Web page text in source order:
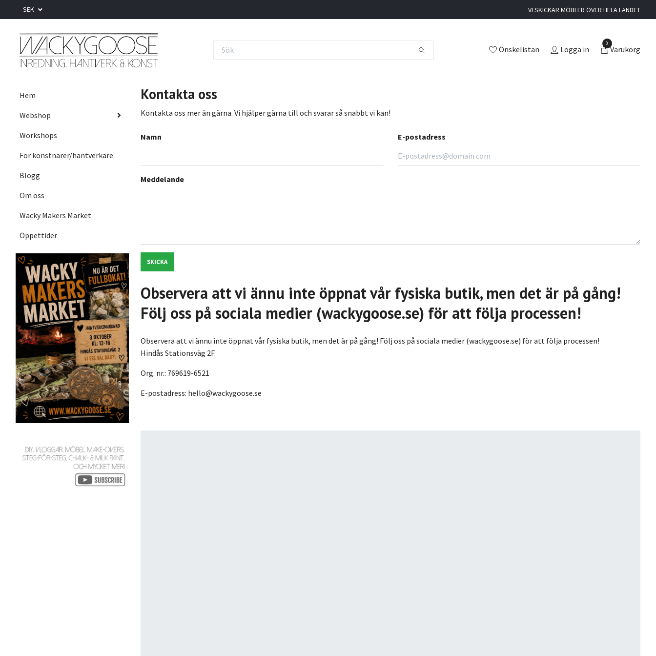
SEK VI SKICKAR MÖBLER ÖVER HELA LANDET
Önskelistan Logga in
0
Varukorg
Hem
Webshop
Workshops
För konstnärer/hantverkare
Blogg
Om oss
Wacky Makers Market
Öppettider
Kontakta oss
Kontakta oss mer än gärna. Vi hjälper gärna till och svarar så snabbt vi kan!
Namn E-postadress
Meddelande
SKICKA
Observera att vi ännu inte öppnat vår fysiska butik, men det är på gång!
Följ oss på sociala medier (wackygoose.se) för att följa processen!
Observera att vi ännu inte öppnat vår fysiska butik, men det är på gång! Följ oss på sociala medier (wackygoose.se) för att följa processen!
Hindås Stationsväg 2F.
Org. nr.: 769619-6521
E-postadress: hello@wackygoose.se